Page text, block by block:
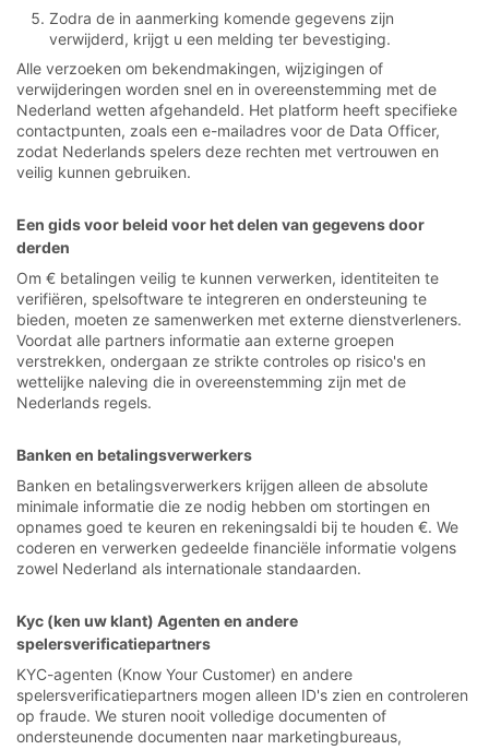
Zodra de in aanmerking komende gegevens zijn
verwijderd, krijgt u een melding ter bevestiging.
Alle verzoeken om bekendmakingen, wijzigingen of
verwijderingen worden snel en in overeenstemming met de
Nederland wetten afgehandeld. Het platform heeft specifieke
contactpunten, zoals een e-mailadres voor de Data Officer,
zodat Nederlands spelers deze rechten met vertrouwen en
veilig kunnen gebruiken.
Een gids voor beleid voor het delen van gegevens door
derden
Om € betalingen veilig te kunnen verwerken, identiteiten te
verifiëren, spelsoftware te integreren en ondersteuning te
bieden, moeten ze samenwerken met externe dienstverleners.
Voordat alle partners informatie aan externe groepen
verstrekken, ondergaan ze strikte controles op risico's en
wettelijke naleving die in overeenstemming zijn met de
Nederlands regels.
Banken en betalingsverwerkers
Banken en betalingsverwerkers krijgen alleen de absolute
minimale informatie die ze nodig hebben om stortingen en
opnames goed te keuren en rekeningsaldi bij te houden €. We
coderen en verwerken gedeelde financiële informatie volgens
zowel Nederland als internationale standaarden.
Kyc (ken uw klant) Agenten en andere
spelersverificatiepartners
KYC-agenten (Know Your Customer) en andere
spelersverificatiepartners mogen alleen ID's zien en controleren
op fraude. We sturen nooit volledige documenten of
ondersteunende documenten naar marketingbureaus,